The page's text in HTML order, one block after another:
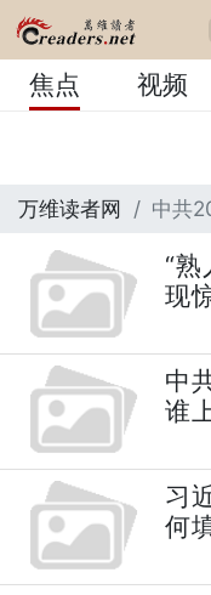
焦点 视频
万维读者网 中共
“
现
中
谁
习
何